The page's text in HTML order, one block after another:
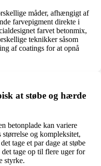
måder, afhængigt af
farvepigment direkte i
farvet betonmix,
teknikker såsom
af coatings for at opnå
at støbe og hærde
betonplade kan variere
og kompleksitet,
tage et par dage at støbe
tage op til flere uger for
styrke.